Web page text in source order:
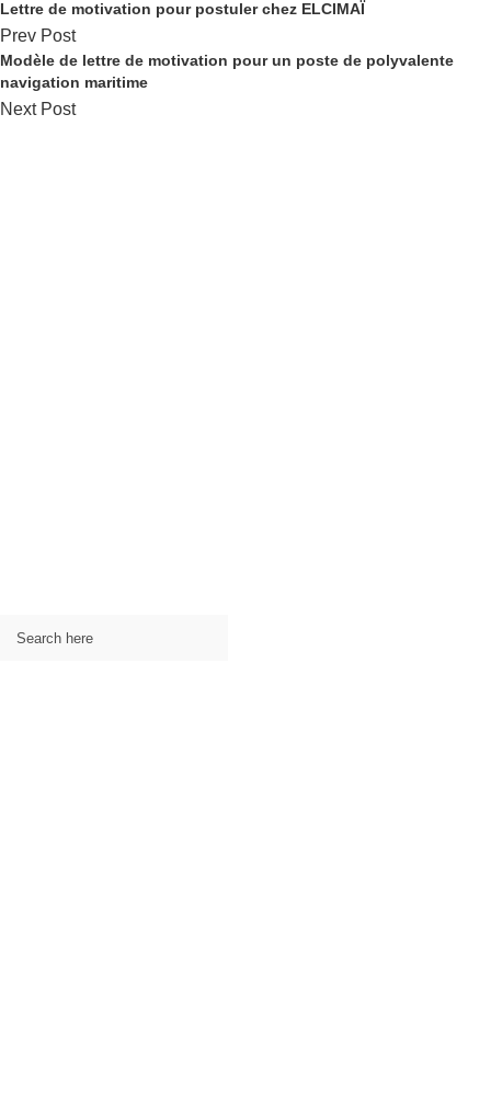
Lettre de motivation pour postuler chez ELCIMAÏ
Prev Post
Modèle de lettre de motivation pour un poste de polyvalente
navigation maritime
Next Post